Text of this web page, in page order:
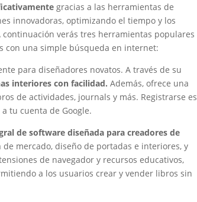
gracias a las herramientas de
innovadoras, optimizando el tiempo y los
verás tres herramientas populares
con una simple búsqueda en internet:
para diseñadores novatos. A través de su
interiores con facilidad. Además, ofrece una
de actividades, journals y más. Registrarse es
tu cuenta de Google.
de software diseñada para creadores de
mercado, diseño de portadas e interiores, y
de navegador y recursos educativos,
a los usuarios crear y vender libros sin